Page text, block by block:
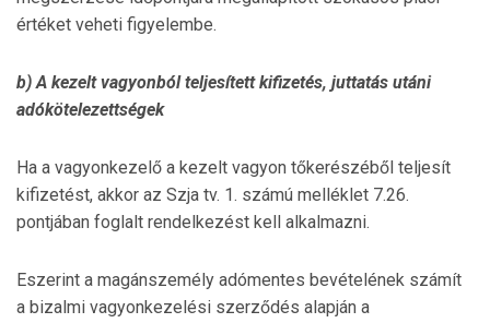
értéket veheti figyelembe.
b) A kezelt vagyonból teljesített kifizetés, juttatás utáni
adókötelezettségek
Ha a vagyonkezelő a kezelt vagyon tőkerészéből teljesít
kifizetést, akkor az Szja tv. 1. számú melléklet 7.26.
pontjában foglalt rendelkezést kell alkalmazni.
Eszerint a magánszemély adómentes bevételének számít
a bizalmi vagyonkezelési szerződés alapján a